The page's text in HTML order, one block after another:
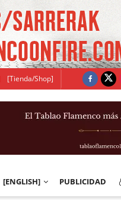
[Tienda/Shop]
[ENGLISH] PUBLICIDAD